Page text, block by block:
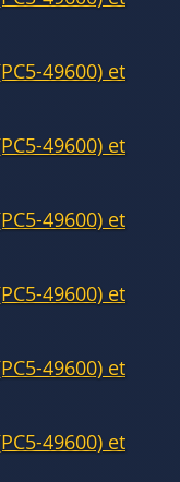
49600) et
49600) et
49600) et
49600) et
49600) et
49600) et